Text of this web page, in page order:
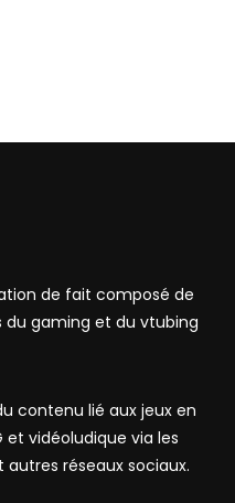
de fait composé de
du gaming et du vtubing
contenu lié aux jeux en
et vidéoludique via les
réseaux sociaux.